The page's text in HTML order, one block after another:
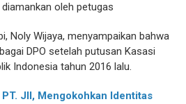
oleh petugas
Noly Wijaya, menyampaikan bahwa
DPO setelah putusan Kasasi
Indonesia tahun 2016 lalu.
PT. JII, Mengokohkan Identitas